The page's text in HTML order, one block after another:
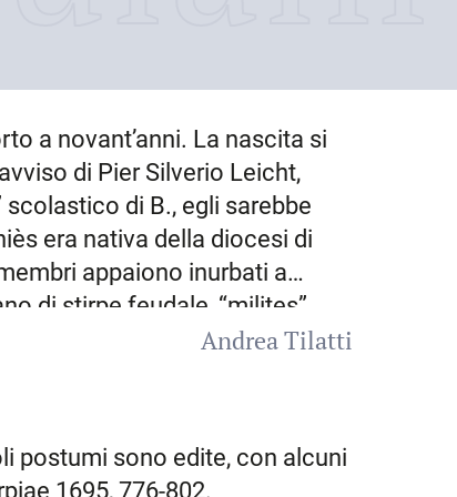
a novant’anni. La nascita si
di Pier Silverio Leicht,
di B., egli sarebbe
era nativa della diocesi di
appaiono inurbati a
di stirpe feudale, “milites”,
la vita religiosa o studi
e di altri Saint-Geniès che
cui comunque non sempre è
Andrea Tilatti
postumi sono edite, con alcuni
1695, 776-802.